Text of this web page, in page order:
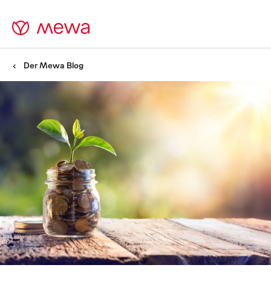
Der Mewa Blog